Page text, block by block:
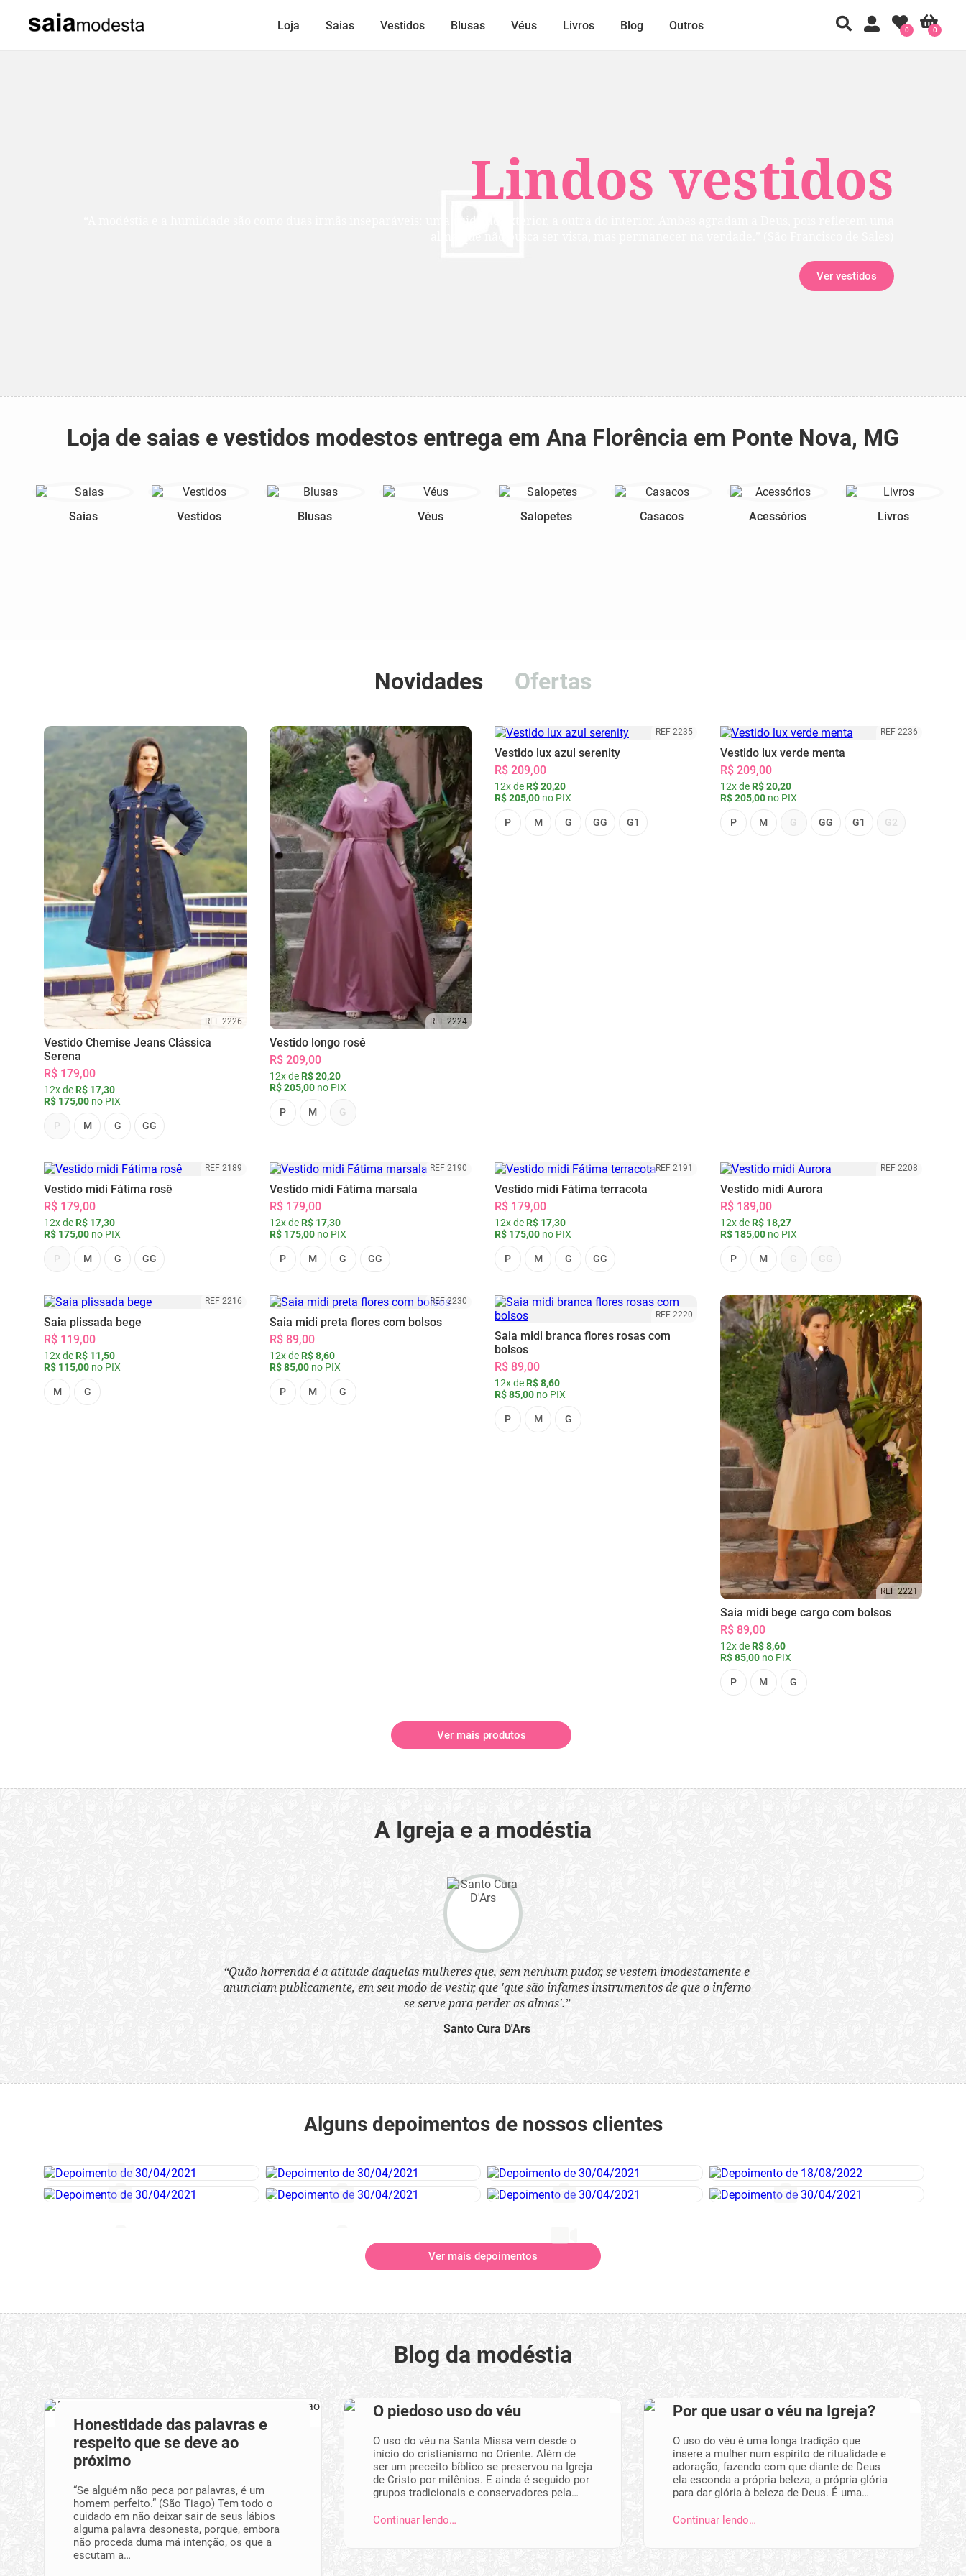
Lindos vestidos
Ver vestidos
Loja Saias Vestidos Blusas Véus Livros Blog Outros 0
0
Loja de saias e vestidos modestos entrega em Ana Florência em Ponte Nova, MG
Saias Vestidos Blusas Véus Salopetes Casacos Acessórios Livros
Novidades Ofertas
REF 2226
Vestido Chemise Jeans Clássica
Serena
R$ 179,00
12x de R$ 17,30
R$ 175,00 no PIX
P M G GG
REF 2224
Vestido longo rosê
R$ 209,00
12x de R$ 20,20
R$ 205,00no PIX
P M G
REF 2235
Vestido lux azul serenity
R$ 209,00
12x de R$ 20,20
R$ 205,00 no PIX
P M G GG G1
REF 2236
Vestido lux verde menta
R$ 209,00
12x de R$ 20,20
R$ 205,00no PIX
P M G GG G1 G2
REF 2189
Vestido midi Fátima rosê
R$ 179,00
12x de R$ 17,30
R$ 175,00 no PIX
P M G GG
REF 2190
Vestido midi Fátima marsala
R$ 179,00
12x de R$ 17,30
R$ 175,00no PIX
P M G GG
REF 2191
Vestido midi Fátima terracota
R$ 179,00
12x de R$ 17,30
R$ 175,00 no PIX
P M G GG
REF 2208
Vestido midi Aurora
R$ 189,00
12x de R$ 18,27
R$ 185,00no PIX
P M G GG
REF 2216
Saia plissada bege
R$ 119,00
12x de R$ 11,50
R$ 115,00 no PIX
M G
REF 2230
Saia midi preta flores com bolsos
R$ 89,00
12x de R$ 8,60
R$ 85,00no PIX
P M G
REF 2220
Saia midi branca flores rosas com
bolsos
R$ 89,00
12x de R$ 8,60
R$ 85,00 no PIX
P M G
REF 2221
Saia midi bege cargo com bolsos
R$ 89,00
12x de R$ 8,60
R$ 85,00no PIX
P M G
Ver mais produtos
A Igreja e a modéstia
“Quão horrenda é a atitude daquelas mulheres que, sem nenhum pudor, se vestem imodestamente e
anunciam publicamente, em seu modo de vestir, que 'que são infames instrumentos de que o inferno
se serve para perder as almas'.”
Santo Cura D'Ars
Alguns depoimentos de nossos clientes
Ver mais depoimentos
Blog da modéstia
Honestidade das palavras e
respeito que se deve ao
próximo
“Se alguém não peca por palavras, é um
homem perfeito.” (São Tiago) Tem todo o
cuidado em não deixar sair de seus lábios
alguma palavra desonesta, porque, embora
não proceda duma má intenção, os que a
escutam a…
O piedoso uso do véu
O uso do véu na Santa Missa vem desde o
início do cristianismo no Oriente. Além de
ser um preceito bíblico se preservou na Igreja
de Cristo por milênios. E ainda é seguido por
grupos tradicionais e conservadores pela…
Continuar lendo…
Por que usar o véu na Igreja?
O uso do véu é uma longa tradição que
insere a mulher num espírito de ritualidade e
adoração, fazendo com que diante de Deus
ela esconda a própria beleza, a própria glória
para dar glória à beleza de Deus. É uma…
Continuar lendo…